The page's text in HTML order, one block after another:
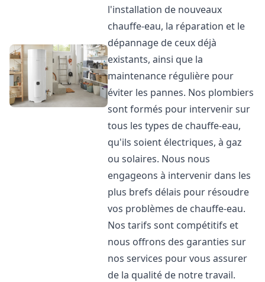
l'installation de nouveaux
chauffe-eau, la réparation et le
dépannage de ceux déjà
existants, ainsi que la
maintenance régulière pour
éviter les pannes. Nos plombiers
sont formés pour intervenir sur
tous les types de chauffe-eau,
qu'ils soient électriques, à gaz
ou solaires. Nous nous
engageons à intervenir dans les
plus brefs délais pour résoudre
vos problèmes de chauffe-eau.
Nos tarifs sont compétitifs et
nous offrons des garanties sur
nos services pour vous assurer
de la qualité de notre travail.